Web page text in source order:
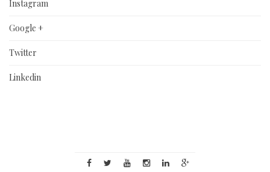
Instagram
Google +
Twitter
Linkedin